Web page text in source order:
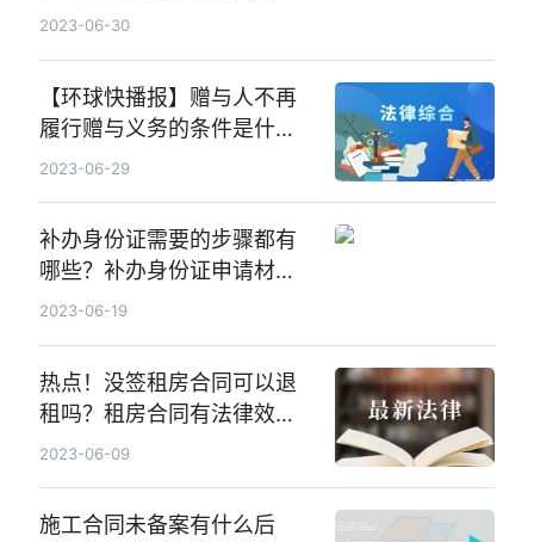
产吗？
2023-06-30
【环球快播报】赠与人不再
履行赠与义务的条件是什
么？赠与财产交付前的撤销
2023-06-29
补办身份证需要的步骤都有
哪些？补办身份证申请材料
都有哪些？ 世界观天下
2023-06-19
热点！没签租房合同可以退
租吗？租房合同有法律效力
吗？
2023-06-09
施工合同未备案有什么后